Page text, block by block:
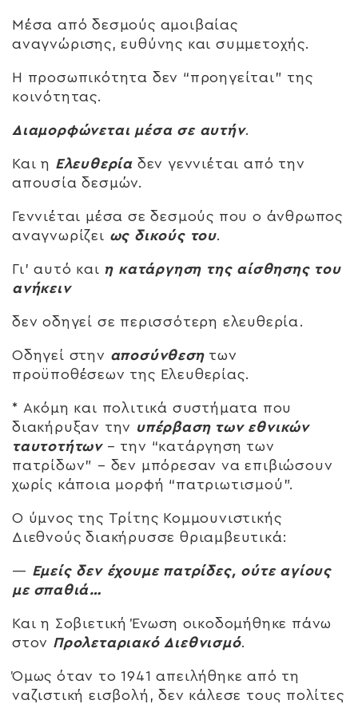
Μέσα από δεσμούς αμοιβαίας
αναγνώρισης, ευθύνης και συμμετοχής.
Η προσωπικότητα δεν “προηγείται” της
κοινότητας.
Διαμορφώνεται μέσα σε αυτήν.
Και η Ελευθερία δεν γεννιέται από την
απουσία δεσμών.
Γεννιέται μέσα σε δεσμούς που ο άνθρωπος
αναγνωρίζει ως δικούς του.
Γι’ αυτό και η κατάργηση της αίσθησης του
ανήκειν
δεν οδηγεί σε περισσότερη ελευθερία.
Οδηγεί στην αποσύνθεσητων
προϋποθέσεων της Ελευθερίας.
* Ακόμη και πολιτικά συστήματα που
διακήρυξαν την υπέρβαση των εθνικών
ταυτοτήτων– την “κατάργηση των
πατρίδων” – δεν μπόρεσαν να επιβιώσουν
χωρίς κάποια μορφή “πατριωτισμού”.
Ο ύμνος της Τρίτης Κομμουνιστικής
Διεθνούς διακήρυσσε θριαμβευτικά:
— Εμείς δεν έχουμε πατρίδες, ούτε αγίους
με σπαθιά…
Και η Σοβιετική Ένωση οικοδομήθηκε πάνω
στον Προλεταριακό Διεθνισμό.
Όμως όταν το 1941 απειλήθηκε από τη
ναζιστική εισβολή, δεν κάλεσε τους πολίτες